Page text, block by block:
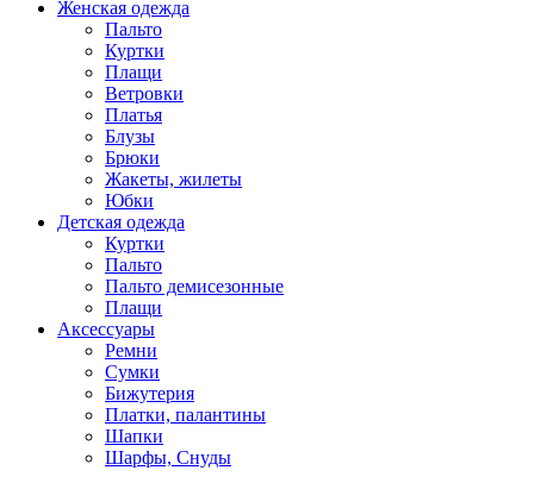
Женская одежда
Пальто
Куртки
Плащи
Ветровки
Платья
Блузы
Брюки
Жакеты, жилеты
Юбки
Детская одежда
Куртки
Пальто
Пальто демисезонные
Плащи
Аксессуары
Ремни
Сумки
Бижутерия
Платки, палантины
Шапки
Шарфы, Снуды